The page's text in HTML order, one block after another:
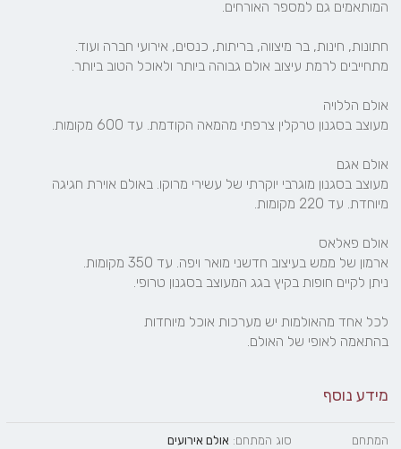
בהתאמה לאופי של האולם.
מידע נוסף
המתחם סוג המתחם: אולם אירועים